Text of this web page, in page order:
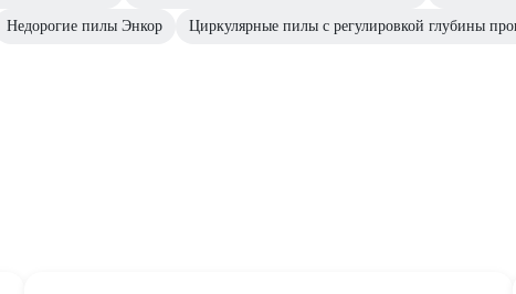
Недорогие пилы Энкор Циркулярные пилы с регулировкой глубины